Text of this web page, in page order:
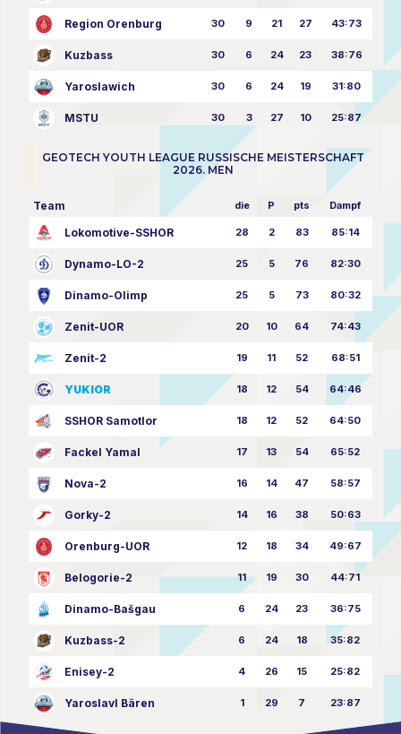
Region Orenburg 30 9 21 27 43:73
Kuzbass 30 6 24 23 38:76
Yaroslawich 30 6 24 19 31:80
MSTU 30 3 27 10 25:87
GEOTECH YOUTH LEAGUE RUSSISCHE MEISTERSCHAFT
2026. MEN
Team die P pts Dampf
Lokomotive-SSHOR 28 2 83 85:14
Dynamo-LO-2 25 5 76 82:30
Dinamo-Olimp 25 5 73 80:32
Zenit-UOR 20 10 64 74:43
Zenit-2 19 11 52 68:51
YUKIOR 18 12 54 64:46
SSHOR Samotlor 18 12 52 64:50
Fackel Yamal 17 13 54 65:52
Nova-2 16 14 47 58:57
Gorky-2 14 16 38 50:63
Orenburg-UOR 12 18 34 49:67
Belogorie-2 11 19 30 44:71
Dinamo-Bašgau 6 24 23 36:75
Kuzbass-2 6 24 18 35:82
Enisey-2 4 26 15 25:82
Yaroslavl Bären 1 29 7 23:87